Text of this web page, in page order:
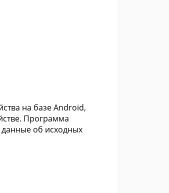
на базе Android,
Программа
об исходных